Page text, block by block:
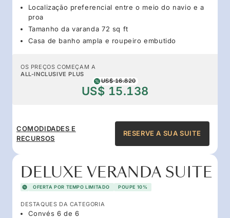
Localização preferencial entre o meio do navio e a
proa
Tamanho da varanda 72 sq ft
Casa de banho ampla e roupeiro embutido
OS PREÇOS COMEÇAM A
ALL-INCLUSIVE PLUS
US$ 16.820
US$ 15.138
COMODIDADES E
RECURSOS
RESERVE A SUA SUITE
DELUXE VERANDA SUITE
OFERTA POR TEMPO LIMITADO POUPE 10%
DESTAQUES DA CATEGORIA
Convés 6 de 6